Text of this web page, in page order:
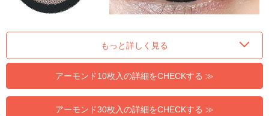
もっと詳しく見る
アーモンド10枚入の詳細をCHECKする ≫
アーモンド30枚入の詳細をCHECKする ≫